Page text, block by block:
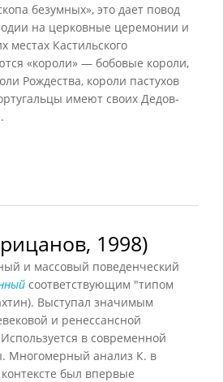
безумных», это дает повод
на церковные церемонии и
местах Кастильского
«короли» — бобовые короли,
Рождества, короли пастухов
имеют своих Дедов-
1998)
и массовый поведенческий
соответствующим "типом
Выступал значимым
и ренессансной
в современной
Многомерный анализ К. в
был впервые